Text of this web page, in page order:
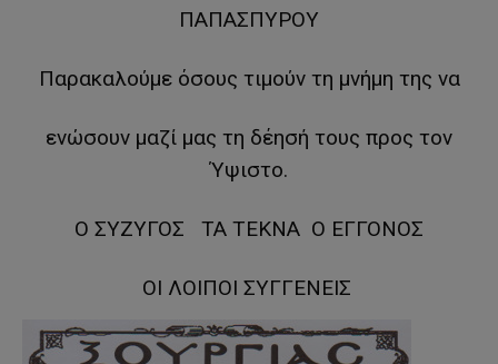
ΠΑΠΑΣΠΥΡΟΥ
Παρακαλούμε όσους τιμούν τη μνήμη της να
ενώσουν μαζί μας τη δέησή τους προς τον
Ύψιστο.
Ο ΣΥΖΥΓΟΣ ΤΑ ΤΕΚΝΑ Ο ΕΓΓΟΝΟΣ
ΟΙ ΛΟΙΠΟΙ ΣΥΓΓΕΝΕΙΣ